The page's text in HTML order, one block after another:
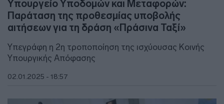
Υπουργείο Υποδομών και Μεταφορών:
Παράταση της προθεσμίας υποβολής
αιτήσεων για τη δράση «Πράσινα Ταξί»
Υπεγράφη η 2η τροποποίηση της ισχύουσας Κοινής
Υπουργικής Απόφασης
02.01.2025 - 18:57